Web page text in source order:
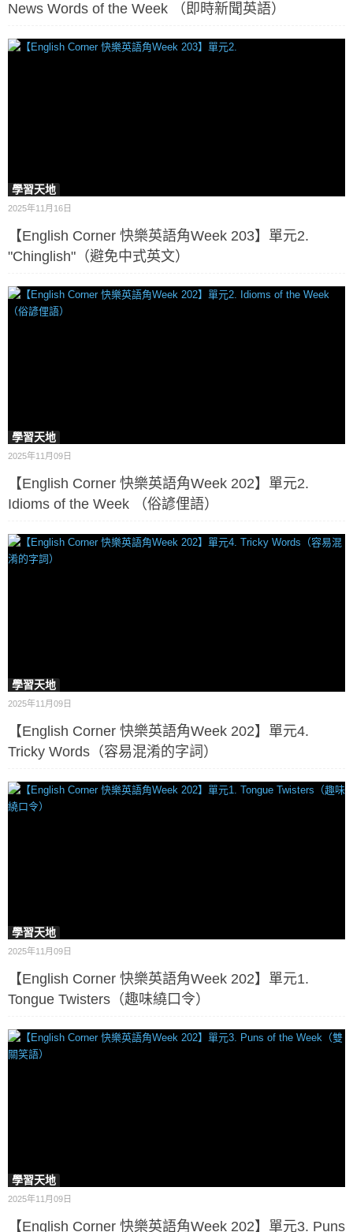
News Words of the Week （即時新聞英語）
學習天地
2025年11月16日
【English Corner 快樂英語角Week 203】單元2.
"Chinglish"（避免中式英文）
學習天地
2025年11月09日
【English Corner 快樂英語角Week 202】單元2.
Idioms of the Week （俗諺俚語）
學習天地
2025年11月09日
【English Corner 快樂英語角Week 202】單元4.
Tricky Words（容易混淆的字詞）
學習天地
2025年11月09日
【English Corner 快樂英語角Week 202】單元1.
Tongue Twisters（趣味繞口令）
學習天地
2025年11月09日
【English Corner 快樂英語角Week 202】單元3. Puns